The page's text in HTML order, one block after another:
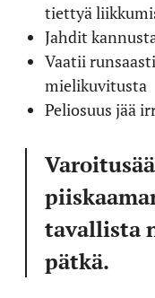
tiettyä
Jahdit
Vaatii
mielikuvitusta
Peliosuus jää
tavallista
pätkä.